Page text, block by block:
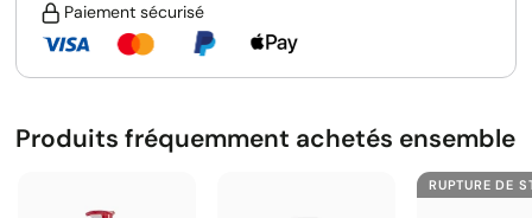
Paiement sécurisé
Produits fréquemment achetés ensemble
RUPTURE DE